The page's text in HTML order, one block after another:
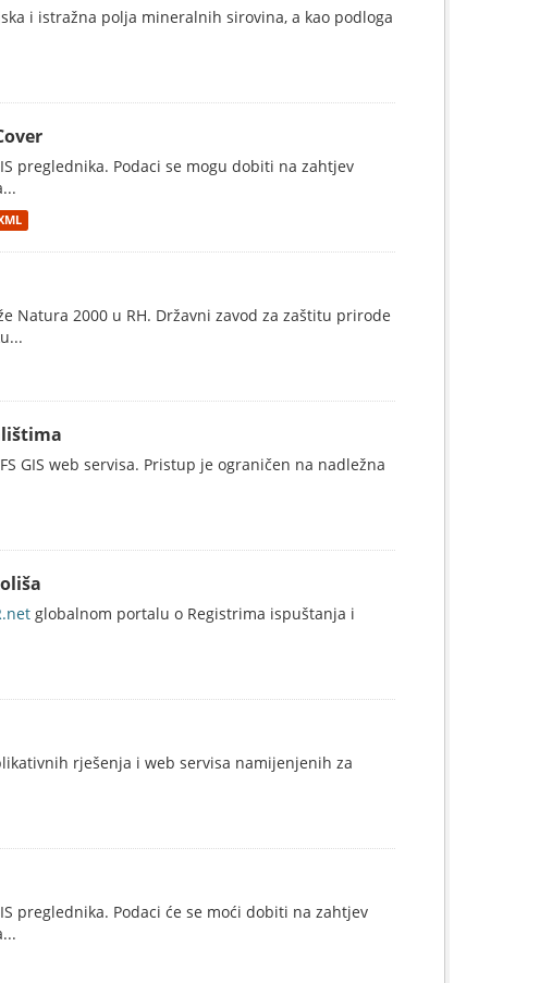
i istražna polja mineralnih sirovina, a kao podloga
preglednika. Podaci se mogu dobiti na zahtjev
Natura 2000 u RH. Državni zavod za zaštitu prirode
GIS web servisa. Pristup je ograničen na nadležna
globalnom portalu o Registrima ispuštanja i
rješenja i web servisa namijenjenih za
preglednika. Podaci će se moći dobiti na zahtjev